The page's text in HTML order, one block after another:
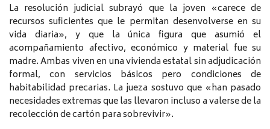
La resolución judicial subrayó que la joven «carece de
recursos suficientes que le permitan desenvolverse en su
vida diaria», y que la única figura que asumió el
acompañamiento afectivo, económico y material fue su
madre. Ambas viven en una vivienda estatal sin adjudicación
formal, con servicios básicos pero condiciones de
habitabilidad precarias. La jueza sostuvo que «han pasado
necesidades extremas que las llevaron incluso a valerse de la
recolección de cartón para sobrevivir».